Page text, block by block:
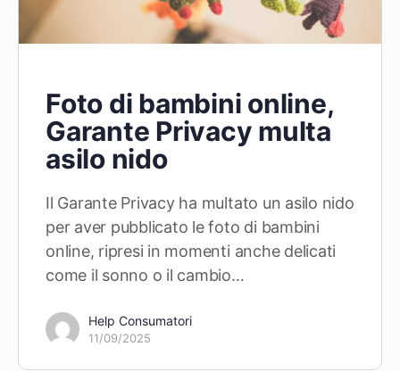
Foto di bambini online,
Garante Privacy multa
asilo nido
Il Garante Privacy ha multato un asilo nido
per aver pubblicato le foto di bambini
online, ripresi in momenti anche delicati
come il sonno o il cambio…
Help Consumatori
11/09/2025